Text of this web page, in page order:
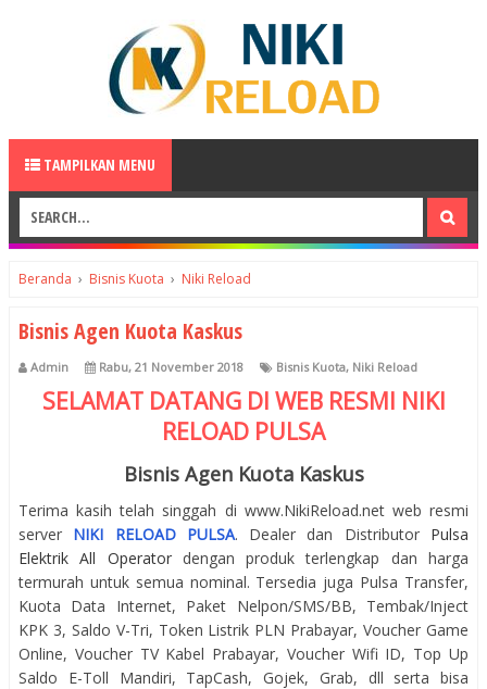
TAMPILKAN MENU
Beranda › Bisnis Kuota › Niki Reload
Bisnis Agen Kuota Kaskus
Admin Rabu, 21 November 2018 Bisnis Kuota, Niki Reload
SELAMAT DATANG DI WEB RESMI NIKI
RELOAD PULSA
Bisnis Agen Kuota Kaskus
Terima kasih telah singgah di www.NikiReload.net web resmi
server NIKI RELOAD PULSA. Dealer dan Distributor Pulsa
Elektrik All Operatordengan produk terlengkap dan harga
termurah untuk semua nominal. Tersedia juga Pulsa Transfer,
Kuota Data Internet, Paket Nelpon/SMS/BB, Tembak/Inject
KPK 3, Saldo V-Tri, Token Listrik PLN Prabayar, Voucher Game
Online, Voucher TV Kabel Prabayar, Voucher Wifi ID, Top Up
Saldo E-Toll Mandiri, TapCash, Gojek, Grab, dll serta bisa